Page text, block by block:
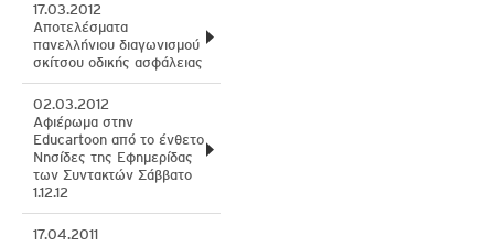
17.03.2012
Αποτελέσματα
πανελλήνιου διαγωνισμού
σκίτσου οδικής ασφάλειας
02.03.2012
Αφιέρωμα στην
Educartoon από το ένθετο
Νησίδες της Εφημερίδας
των Συντακτών Σάββατο
1.12.12
17.04.2011